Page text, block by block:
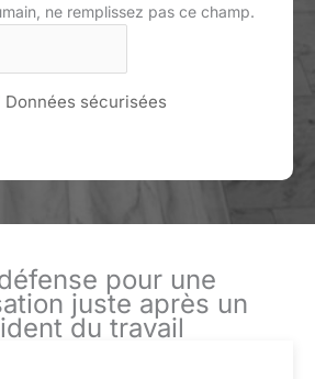
ne remplissez pas ce champ.
Données sécurisées
pour une
juste après un
du travail